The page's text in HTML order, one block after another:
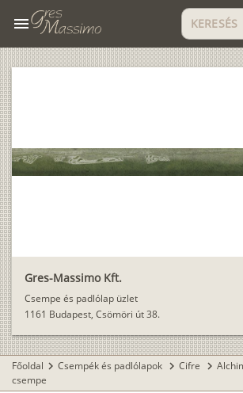
menu
Gres-Massimo Kft.
Csempe és padlólap üzlet
1161 Budapest, Csömöri út 38.
Főoldal chevron_right Csempék és padlólapok chevron_right Cifre chevron_right
csempe